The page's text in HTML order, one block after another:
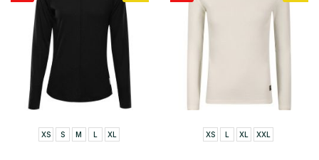
XS S M L XL XS L XL XXL